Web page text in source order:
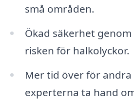
små områden.
Ökad säkerhet
risken för halkolyckor.
Mer tid över för
experterna ta hand